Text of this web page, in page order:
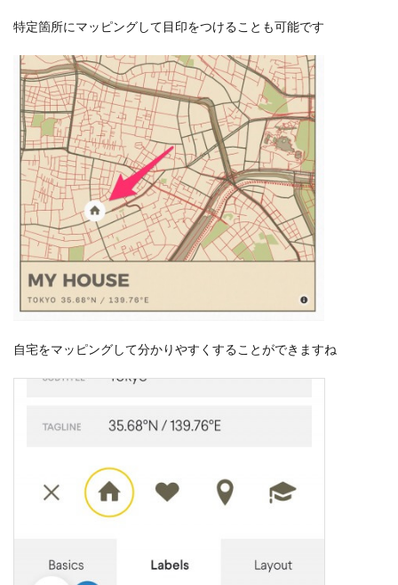
特定箇所にマッピングして目印をつけることも可能です
自宅をマッピングして分かりやすくすることができますね